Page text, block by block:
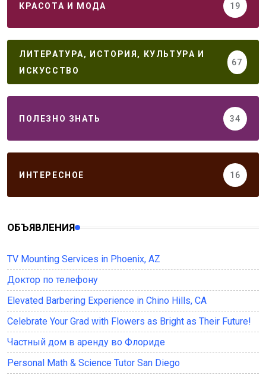
КРАСОТА И МОДА 19
ЛИТЕРАТУРА, ИСТОРИЯ, КУЛЬТУРА И
ИСКУССТВО
67
ПОЛЕЗНО ЗНАТЬ 34
ИНТЕРЕСНОЕ 16
ОБЪЯВЛЕНИЯ
TV Mounting Services in Phoenix, AZ
Доктор по телефону
Elevated Barbering Experience in Chino Hills, CA
Celebrate Your Grad with Flowers as Bright as Their Future!
Частный дом в аренду во Флориде
Personal Math & Science Tutor San Diego